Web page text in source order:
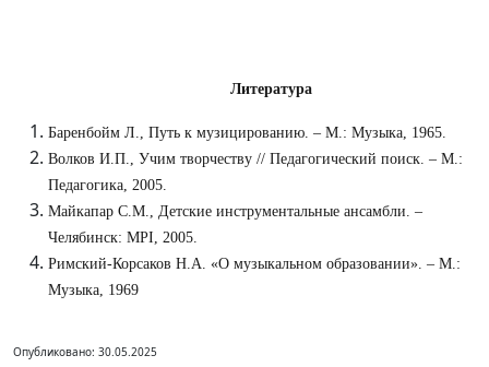
Литература
Баренбойм Л., Путь к музицированию. – М.: Музыка, 1965.
Волков И.П., Учим творчеству // Педагогический поиск. – М.:
Педагогика, 2005.
Майкапар С.М., Детские инструментальные ансамбли. –
Челябинск: MPI, 2005.
Римский-Корсаков Н.А. «О музыкальном образовании». – М.:
Музыка, 1969
Опубликовано: 30.05.2025